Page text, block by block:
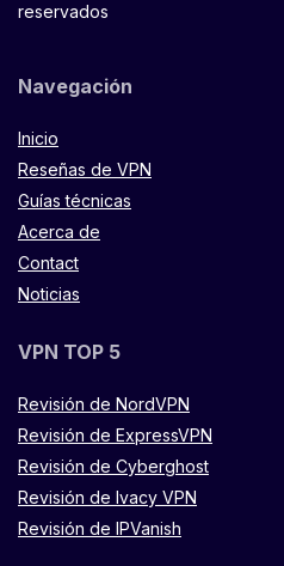
reservados
Navegación
Inicio
Reseñas de VPN
Guías técnicas
Acerca de
Contact
Noticias
VPN TOP 5
Revisión de NordVPN
Revisión de ExpressVPN
Revisión de Cyberghost
Revisión de Ivacy VPN
Revisión de IPVanish